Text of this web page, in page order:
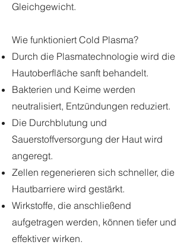
Gleichgewicht.
Wie funktioniert Cold Plasma?
Durch die Plasmatechnologie wird die
Hautoberfläche sanft behandelt.
Bakterien und Keime werden
neutralisiert, Entzündungen reduziert.
Die Durchblutung und
Sauerstoffversorgung der Haut wird
angeregt.
Zellen regenerieren sich schneller, die
Hautbarriere wird gestärkt.
Wirkstoffe, die anschließend
aufgetragen werden, können tiefer und
effektiver wirken.